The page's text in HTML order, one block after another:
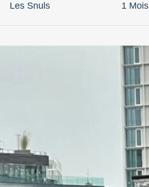
Les Snuls 1 Mois